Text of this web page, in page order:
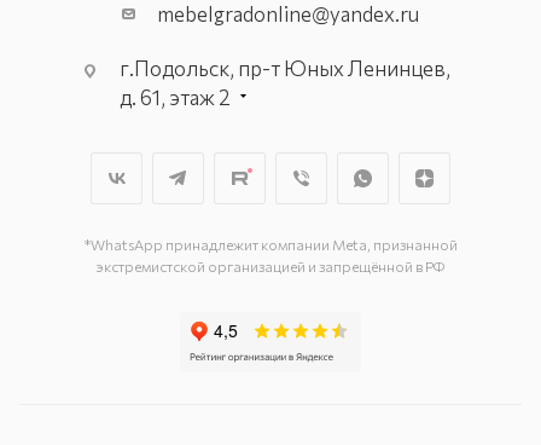
mebelgradonline@yandex.ru
г.Подольск, пр-т Юных Ленинцев,
д. 61, этаж 2
г. Подольск, ул. Станционная, д. 11
*WhatsApp принадлежит компании Meta, признанной
экстремистской организацией и запрещённой в РФ